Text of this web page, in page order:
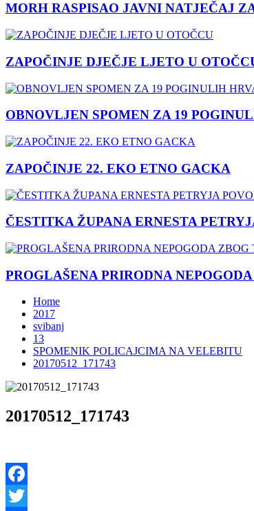
MORH RASPISAO JAVNI NATJEČAJ
ZAPOČINJE DJEČJE LJETO U
OBNOVLJEN SPOMEN ZA 19
ZAPOČINJE 22. EKO ETNO GACKA
ČESTITKA ŽUPANA ERNESTA
PROGLAŠENA PRIRODNA
Home
2017
svibanj
13
SPOMENIK POLICAJCIMA NA VELEBITU
20170512_171743
20170512_171743
Facebook